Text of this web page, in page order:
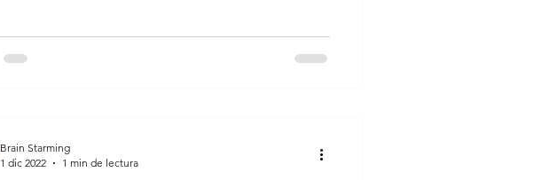
Brain Starming
1 dic 2022
1 min de lectura